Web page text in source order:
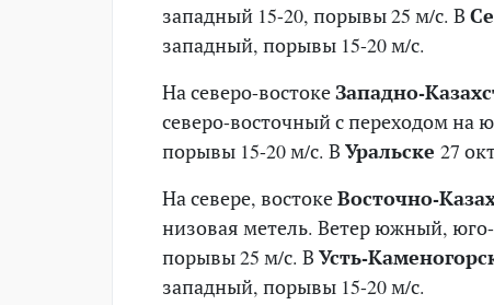
западный 15-20, порывы 25 м/с. В
западный, порывы 15-20 м/с.
На северо-востокеЗападно-
северо-восточный с переходом на
порывы 15-20 м/с. В Уральске 27
На севере, востокеВосточно-
низовая метель. Ветер южный, юго-
порывы 25 м/с. В Усть-
западный, порывы 15-20 м/с.